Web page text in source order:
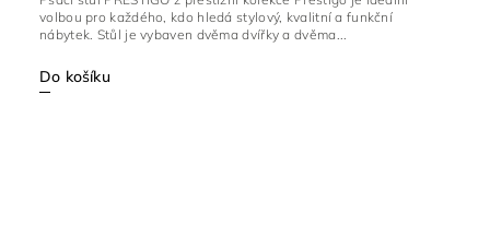
Do košíku
volbou pro každého, kdo hledá stylový, kvalitní a funkční
nábytek. Stůl je vybaven dvěma dvířky a dvěma...